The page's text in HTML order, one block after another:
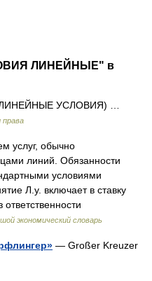
ЛИНЕЙНЫЕ" в
УСЛОВИЯ) …
права
услуг, обычно
линий. Обязанности
условиями
Л.у. включает в ставку
экономический словарь
— Großer Kreuzer